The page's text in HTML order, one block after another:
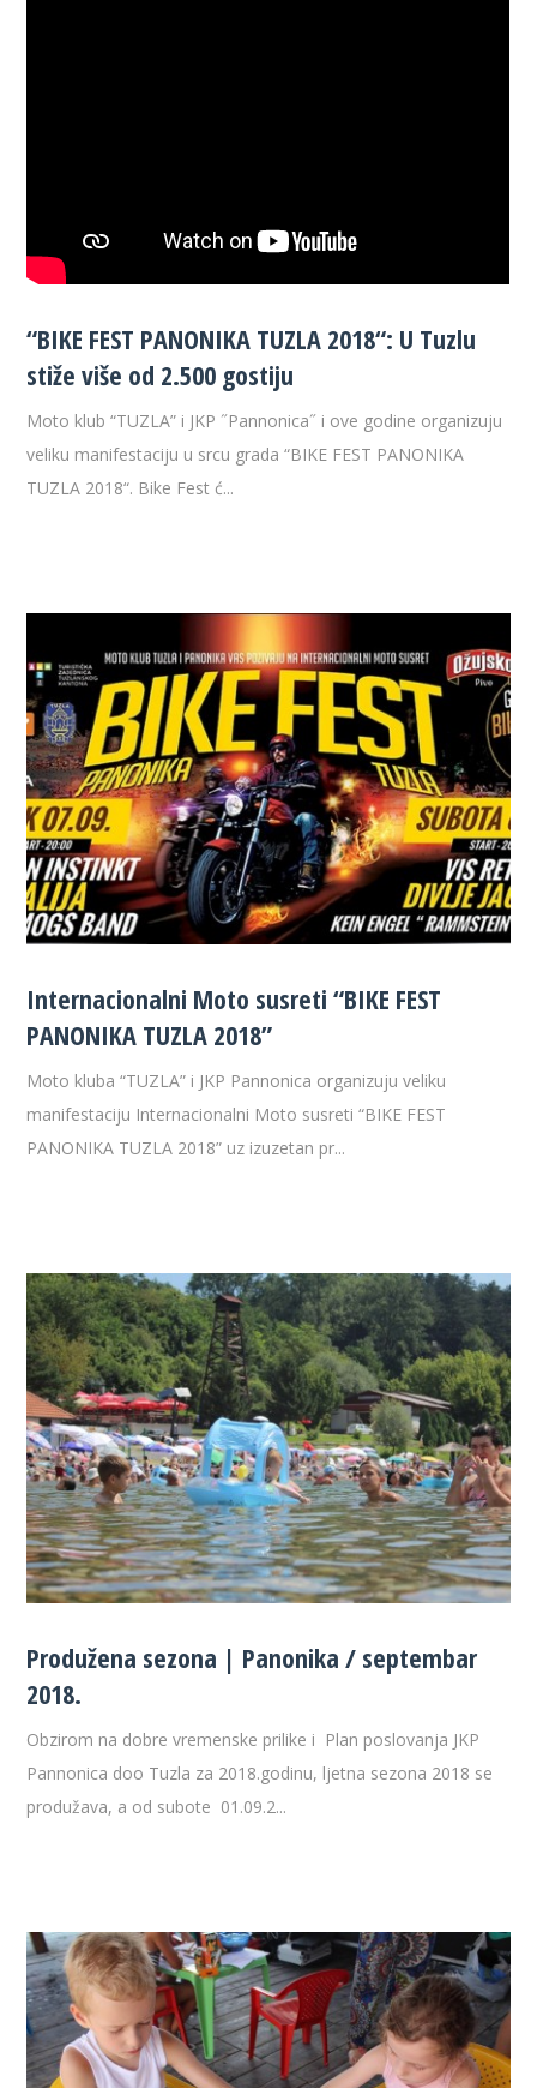
“BIKE FEST PANONIKA TUZLA 2018“: U Tuzlu
stiže više od 2.500 gostiju
Moto klub “TUZLA” i JKP ˝Pannonica˝ i ove godine organizuju
veliku manifestaciju u srcu grada “BIKE FEST PANONIKA
TUZLA 2018“. Bike Fest ć...
Internacionalni Moto susreti “BIKE FEST
PANONIKA TUZLA 2018”
Moto kluba “TUZLA” i JKP Pannonica organizuju veliku
manifestaciju Internacionalni Moto susreti “BIKE FEST
PANONIKA TUZLA 2018” uz izuzetan pr...
Produžena sezona | Panonika / septembar
2018.
Obzirom na dobre vremenske prilike i Plan poslovanja JKP
Pannonica doo Tuzla za 2018.godinu, ljetna sezona 2018 se
produžava, a od subote 01.09.2...